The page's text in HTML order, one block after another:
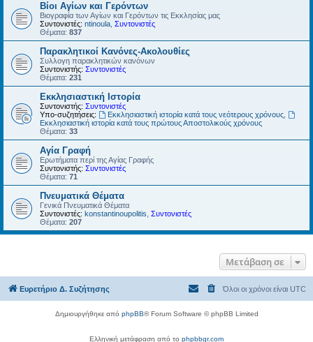
Βίοι Αγίων και Γερόντων
Βιογραφία των Αγίων και Γερόντων τις Εκκλησίας μας
Συντονιστές: ntinoula Συντονιστές
Θέματα: 837
Παρακλητικοί Κανόνες-Ακολουθίες
Συλλογη παρακλητικών κανόνων
Συντονιστής: Συντονιστές
Θέματα: 231
Εκκλησιαστική Ιστορία
Συντονιστής: Συντονιστές
Υπο-συζητήσεις:
Εκκλησιαστική ιστορία κατά τους νεότερους χρόνους,
Εκκλησιαστική ιστορία κατά τους πρώτους Αποστολικούς χρόνους
Θέματα: 33
Αγία Γραφή
Ερωτήματα περί της Αγίας Γραφής
Συντονιστής: Συντονιστές
Θέματα: 71
Πνευματικά Θέματα
Γενικά Πνευματικά Θέματα
Συντονιστές: konstantinoupolitis Συντονιστές
Θέματα: 207
Μετάβαση σε
Ευρετήριο Δ. Συζήτησης Όλοι οι χρόνοι είναι UTC
Δημιουργήθηκε από phpBB® Forum Software © phpBB Limited
Ελληνική μετάφραση από το phpbbgr.com